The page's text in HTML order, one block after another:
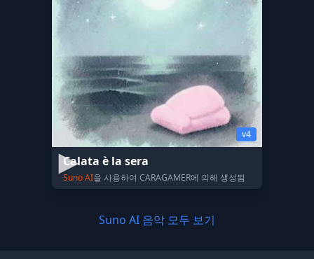
v4
Calata è la sera
Suno AI을 사용하여 CARAGAMER에 의해 생성됨
Suno AI 음악 모두 보기